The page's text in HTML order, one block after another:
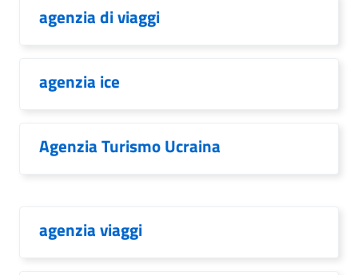
agenzia di viaggi
agenzia ice
Agenzia Turismo Ucraina
agenzia viaggi